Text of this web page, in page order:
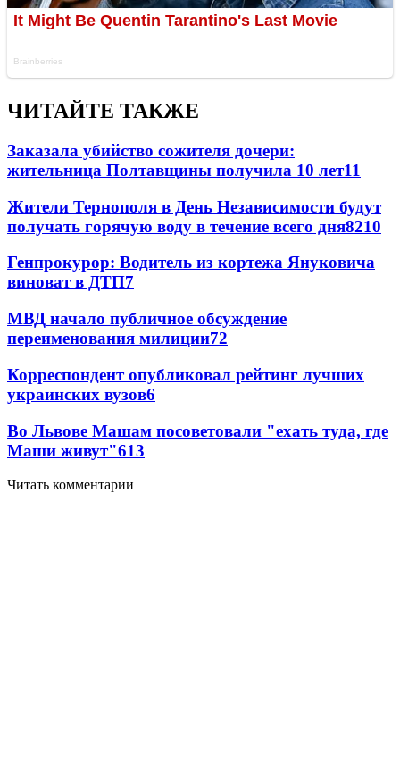
ЧИТАЙТЕ ТАКЖЕ
Заказала убийство сожителя дочери:
жительница Полтавщины получила 10 лет11
Жители Тернополя в День Независимости будут
получать горячую воду в течение всего дня8210
Генпрокурор: Водитель из кортежа Януковича
виноват в ДТП7
МВД начало публичное обсуждение
переименования милиции72
Корреспондент опубликовал рейтинг лучших
украинских вузов6
Во Львове Машам посоветовали "ехать туда, где
Маши живут"613
Читать комментарии